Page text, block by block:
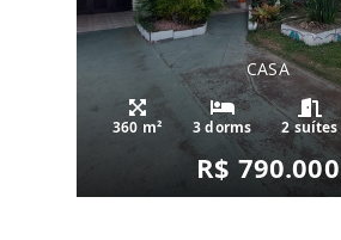
CASA
360 m² 3 dorms 2 suítes
R$ 790.000